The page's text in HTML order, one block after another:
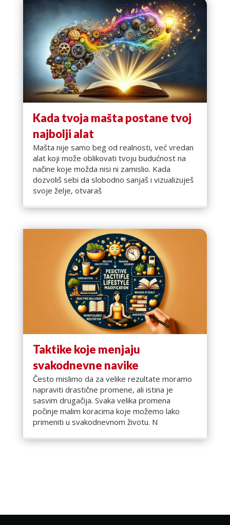
Kada tvoja mašta postane tvoj
najbolji alat
Mašta nije samo beg od realnosti, već vredan
alat koji može oblikovati tvoju budućnost na
načine koje možda nisi ni zamislio. Kada
dozvoliš sebi da slobodno sanjaš i vizualizuješ
svoje želje, otvaraš
Taktike koje menjaju
svakodnevne navike
Često mislimo da za velike rezultate moramo
napraviti drastične promene, ali istina je
sasvim drugačija. Svaka velika promena
počinje malim koracima koje možemo lako
primeniti u svakodnevnom životu. N